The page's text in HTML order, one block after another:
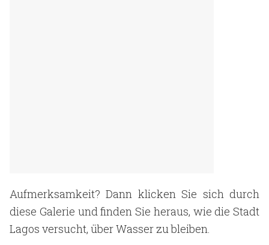
Aufmerksamkeit? Dann klicken Sie sich durch
diese Galerie und finden Sie heraus, wie die Stadt
Lagos versucht, über Wasser zu bleiben.